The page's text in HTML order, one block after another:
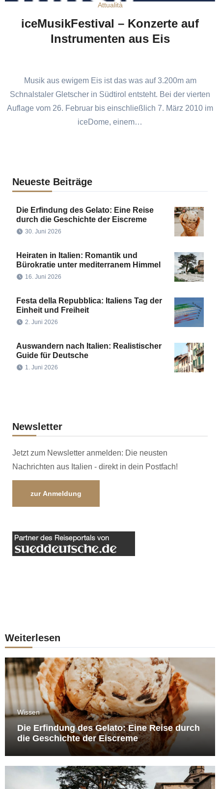
Attualità
iceMusikFestival – Konzerte auf
Instrumenten aus Eis
Musik aus ewigem Eis ist das was auf 3.200m am
Schnalstaler Gletscher in Südtirol entsteht. Bei der vierten
Auflage vom 26. Februar bis einschließlich 7. März 2010 im
iceDome, einem…
Neueste Beiträge
Die Erfindung des Gelato: Eine Reise
durch die Geschichte der Eiscreme
30. Juni 2026
Heiraten in Italien: Romantik und
Bürokratie unter mediterranem Himmel
16. Juni 2026
Festa della Repubblica: Italiens Tag der
Einheit und Freiheit
2. Juni 2026
Auswandern nach Italien: Realistischer
Guide für Deutsche
1. Juni 2026
Newsletter
Jetzt zum Newsletter anmelden: Die neusten
Nachrichten aus Italien - direkt in dein Postfach!
zur Anmeldung
Weiterlesen
Wissen
Die Erfindung des Gelato: Eine Reise durch
die Geschichte der Eiscreme